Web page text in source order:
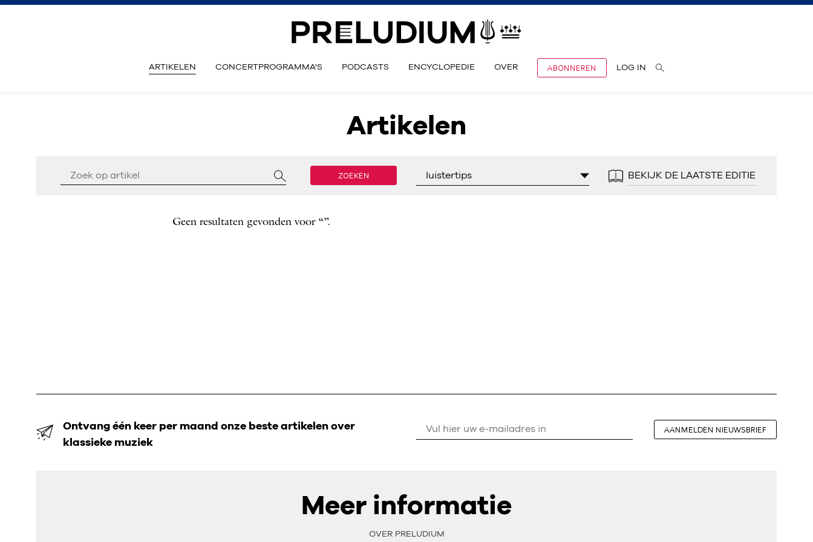
ARTIKELEN CONCERTPROGRAMMA'S PODCASTS ENCYCLOPEDIE OVER ABONNEREN LOG IN
Artikelen
ZOEKEN luistertips BEKIJK DE LAATSTE EDITIE
Geen resultaten gevonden voor “”.
Ontvang één keer per maand onze beste artikelen over
klassieke muziek
AANMELDEN NIEUWSBRIEF
Meer informatie
OVER PRELUDIUM